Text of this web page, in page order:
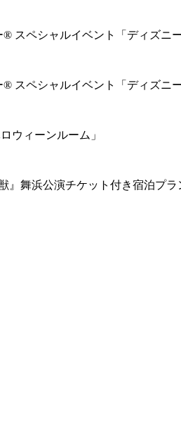
スペシャルイベント「ディズニ
スペシャルイベント「ディズニ
ウィーンルーム」
』舞浜公演チケット付き宿泊プラ